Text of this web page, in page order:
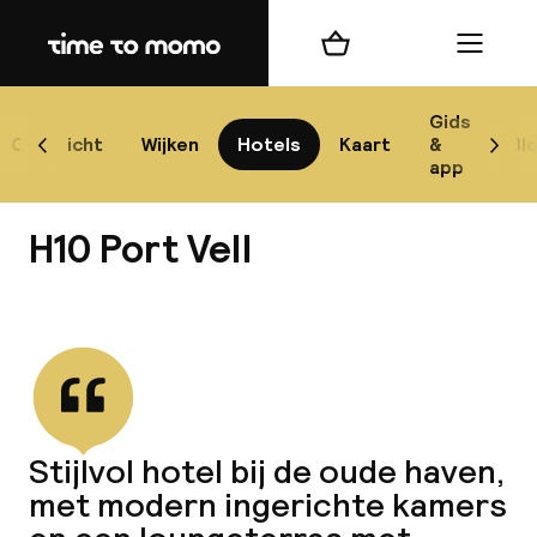
Home
Overzicht Wijken Hotels Kaart
Gids
&
app
Scroll naar links
Winkelmand Menu
H10 Port Vell
Stijlvol hotel bij de oude haven,
met modern ingerichte kamers